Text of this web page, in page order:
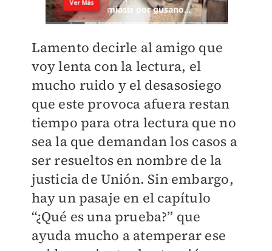
Lamento decirle al amigo que
voy lenta con la lectura, el
mucho ruido y el desasosiego
que este provoca afuera restan
tiempo para otra lectura que no
sea la que demandan los casos a
ser resueltos en nombre de la
justicia de Unión. Sin embargo,
hay un pasaje en el capítulo
“¿Qué es una prueba?” que
ayuda mucho a atemperar ese